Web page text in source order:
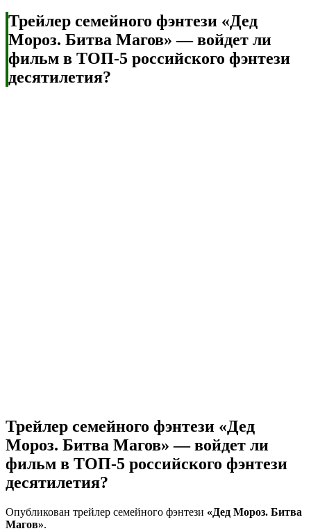
Трейлер семейного фэнтези «Дед
Мороз. Битва Магов» — войдет ли
фильм в ТОП-5 российского фэнтези
десятилетия?
Трейлер семейного фэнтези «Дед
Мороз. Битва Магов» — войдет ли
фильм в ТОП-5 российского фэнтези
десятилетия?
Опубликован трейлер семейного фэнтези «Дед Мороз. Битва
Магов».